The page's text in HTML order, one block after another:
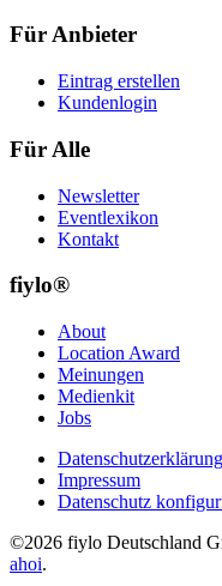
Für Anbieter
Eintrag erstellen
Kundenlogin
Für Alle
Newsletter
Eventlexikon
Kontakt
fiylo®
About
Location Award
Meinungen
Medienkit
Jobs
Datenschutzerklärung
Impressum
Datenschutz
©2026 fiylo Deutschland
ahoi.